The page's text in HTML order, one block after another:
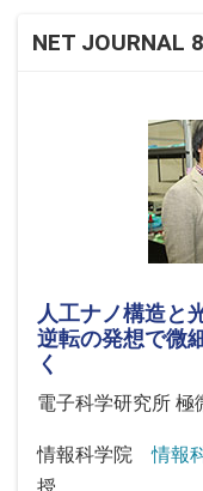
NET JOURNAL
人工ナノ構造と
逆転の発想で微
く
電子科学研究所 極
情報科学院情報